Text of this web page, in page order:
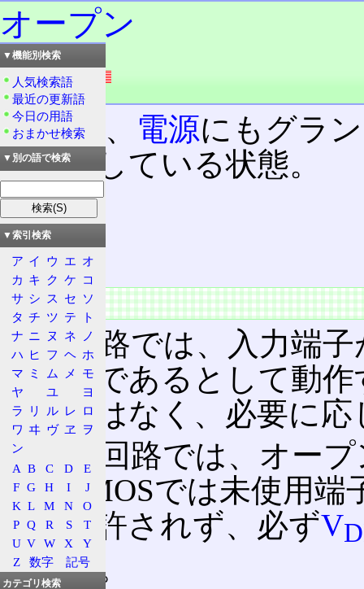
オープン
読み：オープン
外語：open
品詞：さ変名詞
回路を、 電源にもグラ
に放置している状態。
目次
概要
特徴
概要
TTL回路では、入力端
ル状態であるとして動
る必要はなく、必要に応
CMOS回路では、オー
る。CMOSでは未使用
絶対に許されず、必ずV
がある。
▼機能別検索
人気検索語
最近の更新語
今日の用語
おまかせ検索
▼別の語で検索
▼索引検索
ア イ ウ エ オ
カ キ ク ケ コ
サ シ ス セ ソ
タ チ ツ テ
ト
ナ ニ ヌ ネ
ノ
ハ ヒ フ ヘ ホ
マ ミ ム メ
モ
ヤ
ユ
ヨ
ラ
リ ル レ ロ
ワ ヰ ヴ ヱ
ヲ
ン
A B C D
E
F G H I
J
K L M N
O
P Q R S
T
U V W X
Y
Z
数字 記号
カテゴリ検索